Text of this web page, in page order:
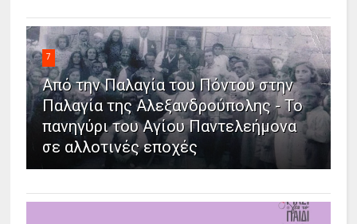
7
Από την Παλαγία του Πόντου στην
Παλαγία της Αλεξανδρούπολης - Το
πανηγύρι του Αγίου Παντελεήμονα
σε αλλοτινές εποχές